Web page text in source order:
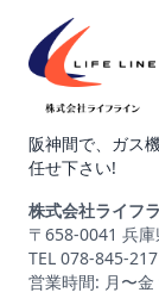
阪神間で、ガス
任せ下さい!
株式会社ライフ
〒658-0041 兵
TEL 078-845-
営業時間: 月〜